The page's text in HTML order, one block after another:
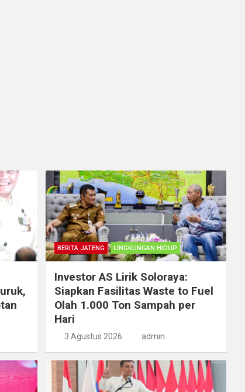
BERITA JATENG LINGKUNGAN HIDUP
Investor AS Lirik Soloraya:
Siapkan Fasilitas Waste to Fuel
Olah 1.000 Ton Sampah per
Hari
3 Agustus 2026 admin